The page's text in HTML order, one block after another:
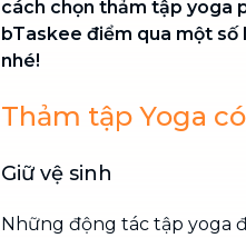
cách chọn thảm tập yoga
bTaskee điểm qua một số
nhé!
Thảm tập Yoga
Giữ vệ sinh
Những động tác tập yoga